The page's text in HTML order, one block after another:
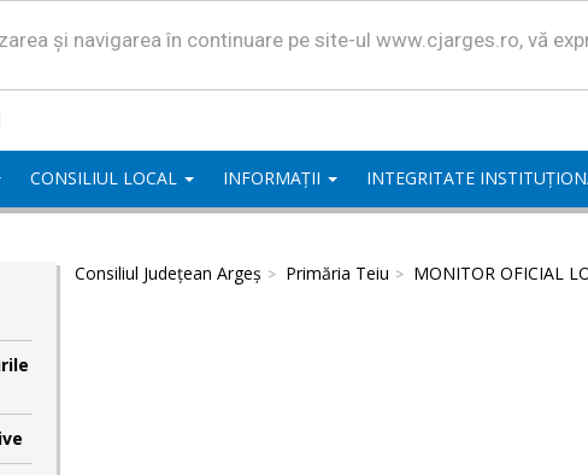
și navigarea în continuare pe site-ul www.cjarges.ro, vă
CONSILIUL LOCAL INFORMAȚII INTEGRITATE
Consiliul Județean Argeș Primăria Teiu MONITOR OFICIAL